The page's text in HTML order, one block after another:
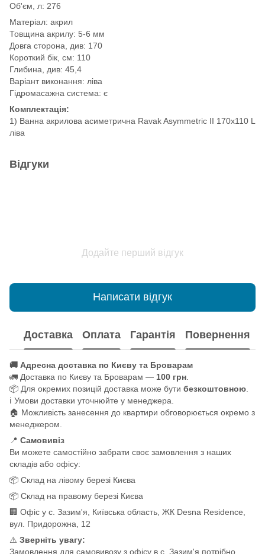
Об'єм, л: 276
Матеріал: акрил
Товщина акрилу: 5-6 мм
Довга сторона, див: 170
Короткий бік, см: 110
Глибина, див: 45,4
Варіант виконання: ліва
Гідромасажна система: є
Комплектація:
1) Ванна акрилова асиметрична Ravak Asymmetric II 170x110 L
ліва
Відгуки
Додайте перший відгук
Написати відгук
Доставка Оплата Гарантія Повернення
🚚 Адресна доставка по Києву та Броварам
🚛 Доставка по Києву та Броварам — 100 грн
📦 Для окремих позицій доставка може бути безкоштовною
ℹ️ Умови доставки уточнюйте у менеджера.
🏠 Можливість занесення до квартири обговорюється окремо з
менеджером.
📍 Самовивіз
Ви можете самостійно забрати своє замовлення з наших
складів або офісу:
📦 Склад на лівому березі Києва
📦 Склад на правому березі Києва
🏢 Офіс у с. Зазим'я, Київська область, ЖК Desna Residence,
вул. Придорожна, 12
⚠️ Зверніть увагу:
Замовлення для самовивозу з офісу в с. Зазим'я потрібно